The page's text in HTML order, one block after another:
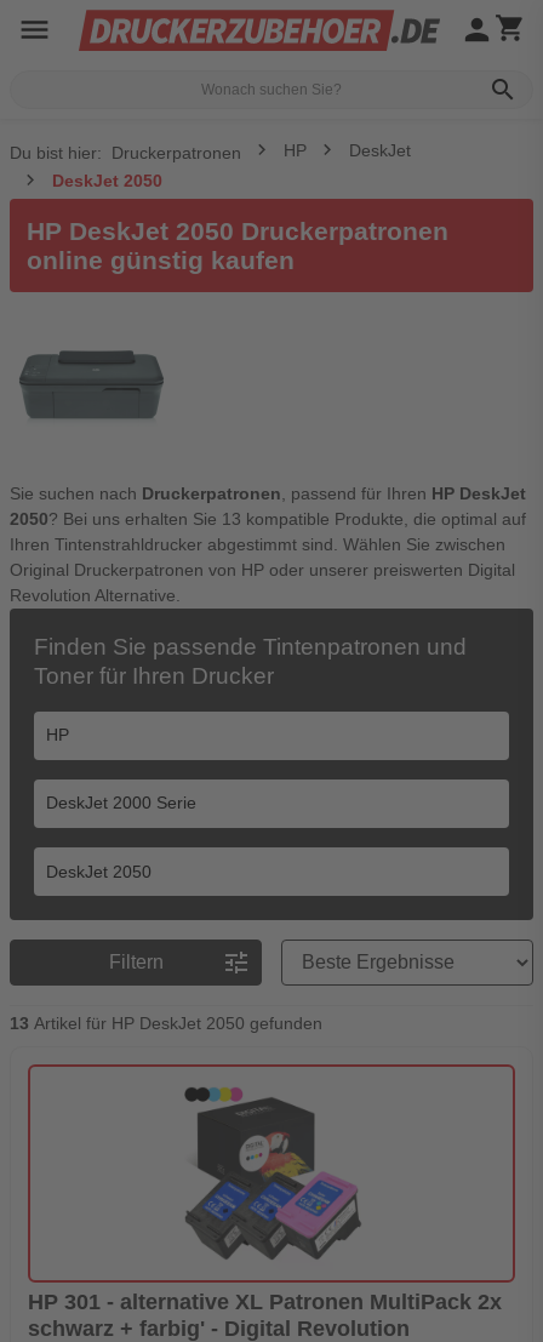
menu
search
person shopping_cart
Du bist hier: Druckerpatronen HP
DeskJet
DeskJet 2050
HP DeskJet 2050 Druckerpatronen
online günstig kaufen
Sie suchen nach Druckerpatronen, passend für Ihren HP DeskJet
2050? Bei uns erhalten Sie 13 kompatible Produkte, die optimal auf
Ihren Tintenstrahldrucker abgestimmt sind. Wählen Sie zwischen
Original Druckerpatronen von HP oder unserer preiswerten Digital
Revolution Alternative.
Finden Sie passende Tintenpatronen und
Toner für Ihren Drucker
Filtern tune
Preisreihenfolge
13 Artikel für HP DeskJet 2050 gefunden
HP 301 - alternative XL Patronen MultiPack 2x
schwarz + farbig' - Digital Revolution